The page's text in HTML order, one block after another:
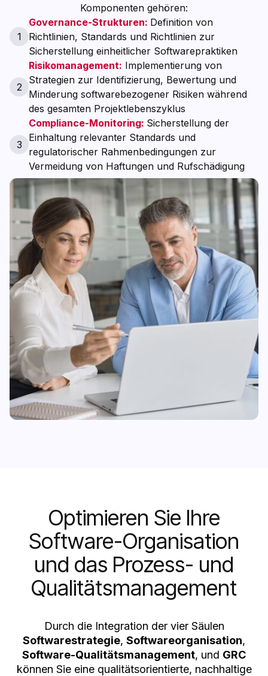
Komponenten gehören:
1
Governance-Strukturen: Definition von
Richtlinien, Standards und Richtlinien zur
Sicherstellung einheitlicher Softwarepraktiken
2
Risikomanagement: Implementierung von
Strategien zur Identifizierung, Bewertung und
Minderung softwarebezogener Risiken während
des gesamten Projektlebenszyklus
3
Compliance-Monitoring: Sicherstellung der
Einhaltung relevanter Standards und
regulatorischer Rahmenbedingungen zur
Vermeidung von Haftungen und Rufschädigung
Optimieren Sie Ihre
Software-Organisation
und das Prozess- und
Qualitätsmanagement
Durch die Integration der vier Säulen
Softwarestrategie, Softwareorganisation,
Software-Qualitätsmanagement, und GRC
können Sie eine qualitätsorientierte, nachhaltige